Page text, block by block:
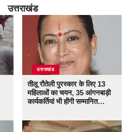
उत्तराखंड
उत्तराखंड
तीलू रौतेली पुरस्कार के लिए 13
महिलाओं का चयन, 35 आंगनबाड़ी
कार्यकर्तियां भी होंगी सम्मानित…